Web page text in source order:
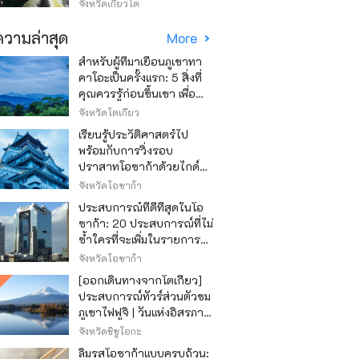
จังหวัดเกียวโต
ามล่าสุด More
สำหรับผู้ที่มาเยือนภูเขาทา
คาโอะเป็นครั้งแรก: 5 สิ่งที่
คุณควรรู้ก่อนขึ้นเขา เพื่อ
ให้การปีนเขาเป็นไปอย่าง
สนุกสนาน
จังหวัดโตเกียว
เรียนรู้ประวัติศาสตร์ไป
พร้อมกับการวิ่งรอบ
ปราสาทโอซาก้าด้วยไกด์
เสียง "วิ่ง วิ่ง เรียนรู้"
จังหวัดโอซาก้า
ประสบการณ์ที่ดีที่สุดในโอ
ซาก้า: 20 ประสบการณ์ที่ไม่
ซ้ำใครที่จะเพิ่มในรายการสิ่ง
ที่อยากทำในการเดินทาง
ของคุณ
จังหวัดโอซาก้า
[ออกเดินทางจากโตเกียว]
ประสบการณ์ทัวร์ส่วนตัวชม
ภูเขาไฟฟูจิ | วันแห่งอิสรภาพ
สุดหรู
จังหวัดชิซูโอกะ
ลิ้มรสโอซาก้าแบบครบถ้วน: